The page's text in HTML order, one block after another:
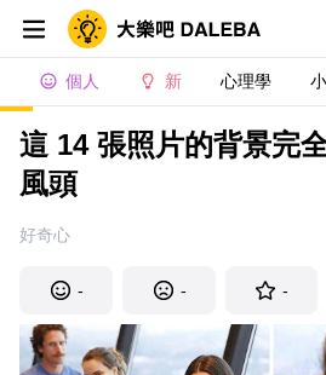
個人 新 心理學
這 14 張照片的背景完
風頭
好奇心
- - -